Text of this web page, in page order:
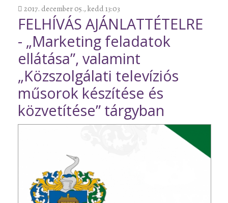
2017. december 05., kedd 13:03
FELHÍVÁS AJÁNLATTÉTELRE
- „Marketing feladatok
ellátása”, valamint
„Közszolgálati televíziós
műsorok készítése és
közvetítése” tárgyban